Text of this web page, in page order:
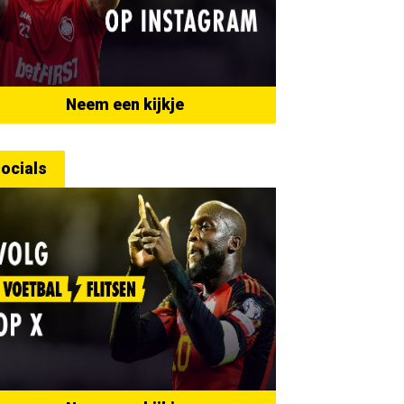
Neem een kijkje